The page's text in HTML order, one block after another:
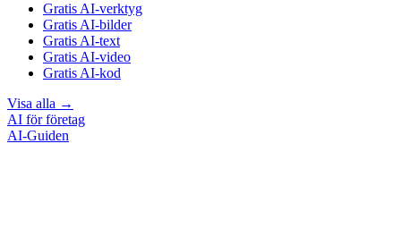
Gratis AI-verktyg
Gratis AI-bilder
Gratis AI-text
Gratis AI-video
Gratis AI-kod
Visa alla →
AI för företag
AI-Guiden